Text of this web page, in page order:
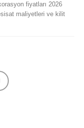
fiyatları 2026
maliyetleri ve kilit